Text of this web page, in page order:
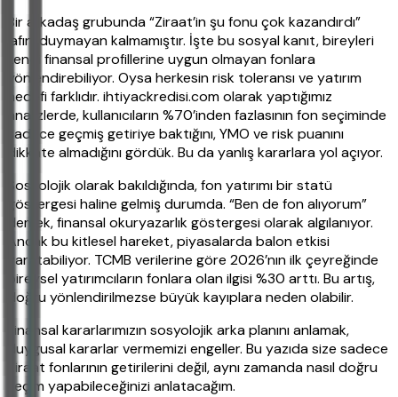
Bir arkadaş grubunda “Ziraat’in şu fonu çok kazandırdı”
lafını duymayan kalmamıştır. İşte bu sosyal kanıt, bireyleri
kendi finansal profillerine uygun olmayan fonlara
yönlendirebiliyor. Oysa herkesin risk toleransı ve yatırım
hedefi farklıdır. ihtiyackredisi.com olarak yaptığımız
analizlerde, kullanıcıların %70’inden fazlasının fon seçiminde
sadece geçmiş getiriye baktığını, YMO ve risk puanını
dikkate almadığını gördük. Bu da yanlış kararlara yol açıyor.
Sosyolojik olarak bakıldığında, fon yatırımı bir statü
göstergesi haline gelmiş durumda. “Ben de fon alıyorum”
demek, finansal okuryazarlık göstergesi olarak algılanıyor.
Ancak bu kitlesel hareket, piyasalarda balon etkisi
yaratabiliyor. TCMB verilerine göre 2026’nın ilk çeyreğinde
bireysel yatırımcıların fonlara olan ilgisi %30 arttı. Bu artış,
doğru yönlendirilmezse büyük kayıplara neden olabilir.
Finansal kararlarımızın sosyolojik arka planını anlamak,
duygusal kararlar vermemizi engeller. Bu yazıda size sadece
Ziraat fonlarının getirilerini değil, aynı zamanda nasıl doğru
seçim yapabileceğinizi anlatacağım.